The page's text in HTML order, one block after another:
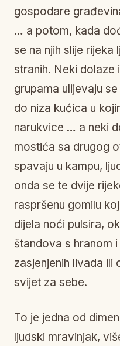
gospodare
… a potom, kada
se na njih slije rijeka
stranih. Neki dolaze
grupama ulijevaju
do niza kućica u
narukvice … a neki
mostića sa drugog
spavaju u kampu,
onda se te dvije
raspršenu gomilu
dijela noći pulsira,
štandova s hranom
zasjenjenih livada ili
svijet za sebe.
To je jedna od
ljudski mravinjak,